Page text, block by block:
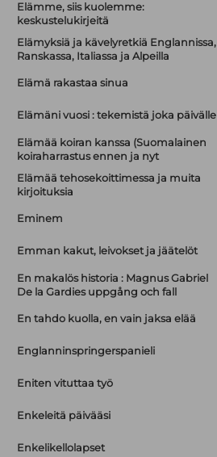
Elämme, siis kuolemme:
keskustelukirjeitä
Elämyksiä ja kävelyretkiä Englannissa,
Ranskassa, Italiassa ja Alpeilla
Elämä rakastaa sinua
Elämäni vuosi : tekemistä joka päivälle
Elämää koiran kanssa (Suomalainen
koiraharrastus ennen ja nyt
Elämää tehosekoittimessa ja muita
kirjoituksia
Eminem
Emman kakut, leivokset ja jäätelöt
En makalös historia : Magnus Gabriel
De la Gardies uppgång och fall
En tahdo kuolla, en vain jaksa elää
Englanninspringerspanieli
Eniten vituttaa työ
Enkeleitä päivääsi
Enkelikellolapset